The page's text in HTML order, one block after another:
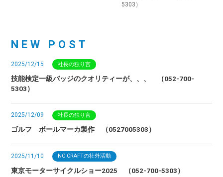
5303）
NEW POST
2025/12/15 社長の独り言
技能検定一級バッジのクオリティーが、、、 （052-700-
5303）
2025/12/09 社長の独り言
ゴルフ ボールマーカ製作 （0527005303）
2025/11/10 NC CRAFTの社外活動
東京モーターサイクルショー2025 （052-700-5303）